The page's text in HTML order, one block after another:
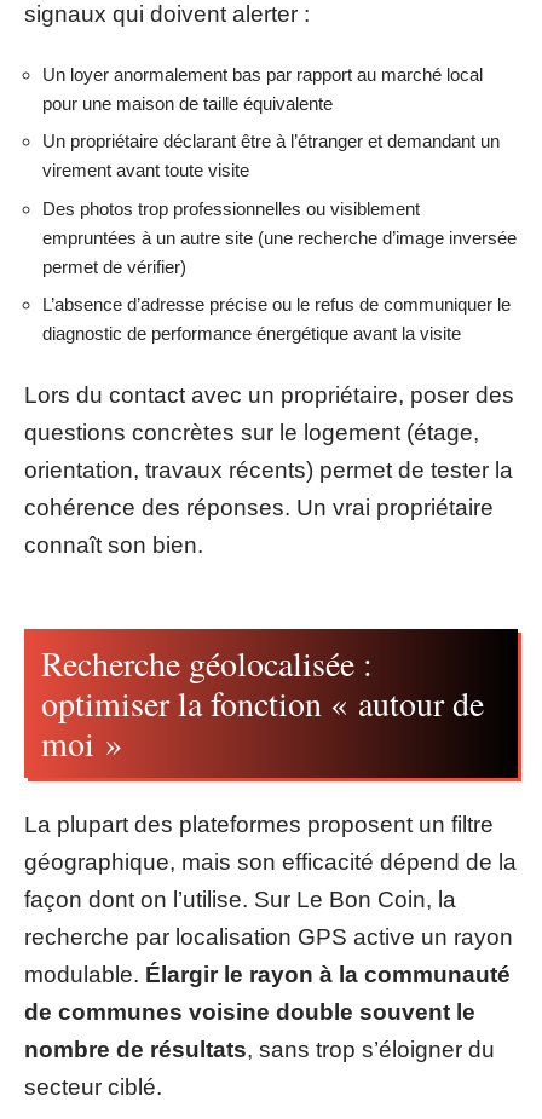
signaux qui doivent alerter :
Un loyer anormalement bas par rapport au marché local
pour une maison de taille équivalente
Un propriétaire déclarant être à l’étranger et demandant un
virement avant toute visite
Des photos trop professionnelles ou visiblement
empruntées à un autre site (une recherche d’image inversée
permet de vérifier)
L’absence d’adresse précise ou le refus de communiquer le
diagnostic de performance énergétique avant la visite
Lors du contact avec un propriétaire, poser des
questions concrètes sur le logement (étage,
orientation, travaux récents) permet de tester la
cohérence des réponses. Un vrai propriétaire
connaît son bien.
Recherche géolocalisée :
optimiser la fonction « autour de
moi »
La plupart des plateformes proposent un filtre
géographique, mais son efficacité dépend de la
façon dont on l’utilise. Sur Le Bon Coin, la
recherche par localisation GPS active un rayon
modulable. Élargir le rayon à la communauté
de communes voisine double souvent le
nombre de résultats, sans trop s’éloigner du
secteur ciblé.